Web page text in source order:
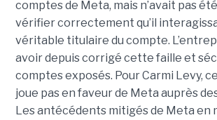
comptes de Meta, mais n’avait pas
vérifier correctement qu’il
véritable titulaire du compte.
avoir depuis corrigé cette faille et
comptes exposés. Pour Carmi Levy,
joue pas en faveur de Meta auprès
Les antécédents mitigés de Meta en